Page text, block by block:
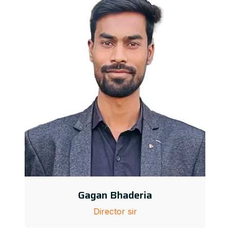
Gagan Bhaderia
Director sir